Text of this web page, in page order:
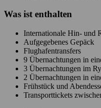
Was ist enthalten
Internationale Hin- und
Aufgegebenes Gepäck
Flughafentransfers
9 Übernachtungen in
3 Übernachtungen im
2 Übernachtungen in
Frühstück und
Transporttickets